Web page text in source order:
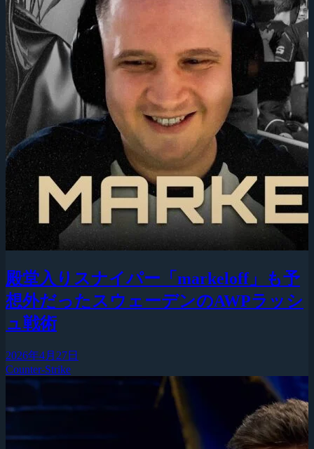
殿堂入りスナイパー「markeloff」も予
想外だったスウェーデンのAWPラッシ
ュ戦術
2026年4月27日
Counter-Strike